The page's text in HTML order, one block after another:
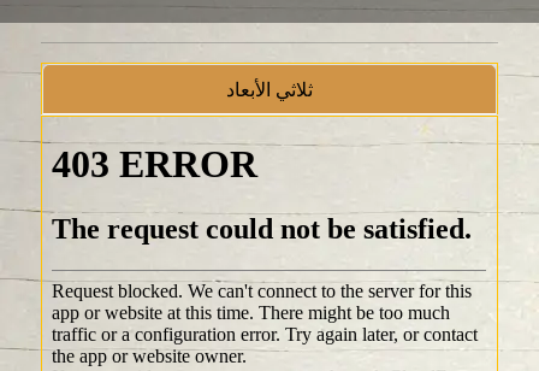
ثلاثي الأبعاد